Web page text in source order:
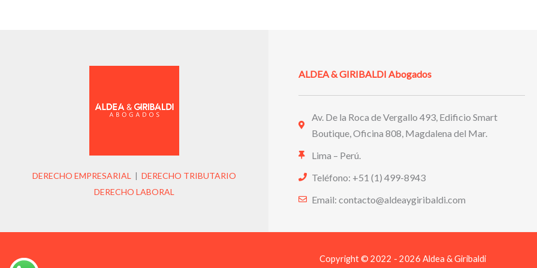
DERECHO EMPRESARIAL | DERECHO TRIBUTARIO
DERECHO LABORAL
ALDEA & GIRIBALDI Abogados
Av. De la Roca de Vergallo 493, Edificio Smart
Boutique, Oficina 808, Magdalena del Mar.
Lima – Perú.
Teléfono: +51 (1) 499-8943
Email: contacto@aldeaygiribaldi.com
Copyright © 2022 - 2026 Aldea & Giribaldi